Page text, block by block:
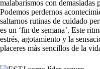
malabarismos con demasiadas
Podemos perdernos
saltarnos rutinas de cuidado
es un ‘fin de semana’. Este
estrés, agotamiento y la
placeres más sencillos de la